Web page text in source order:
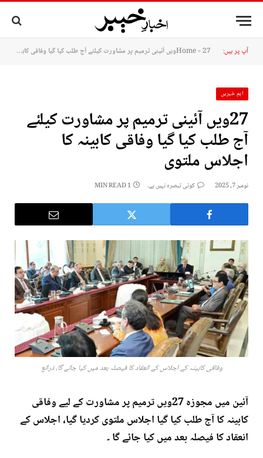
آپ پر ہیں: Home»27ویں آئینی ترمیم پر مشاورت کیلئے آج طلب کیا گیا وفاقی کابینہ کا اجلاس ملتوی
اہم خبریں
27ویں آئینی ترمیم پر مشاورت کیلئے
آج طلب کیا گیا وفاقی کابینہ کا
اجلاس ملتوی
نومبر 7, 2025 کوئی تبصرہ نہیں ہے۔ 1 MIN READ
وفاقی کابینہ کے اجلاس کے انعقاد کا فیصلہ بعد میں کیا جائے گا، ذرائع
آئین میں مجوزہ 27ویں ترمیم پر مشاورت کے لیے وفاقی
کابینہ کا آج طلب کیا گیا اجلاس ملتوی کردیا گیا، اجلاس کے
انعقاد کا فیصلہ بعد میں کیا جائے گا ۔